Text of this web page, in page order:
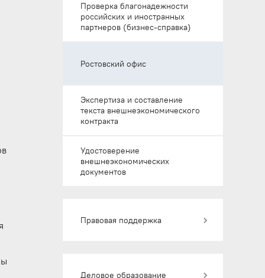
Проверка благонадежности
российских и иностранных
партнеров (бизнес-справка)
Ростовский офис
Экспертиза и составление
текста внешнеэкономического
контракта
Удостоверение
внешнеэкономических
документов
Правовая поддержка
Деловое образование